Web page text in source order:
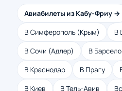
Авиабилеты из Кабу-Фриу →
В Симферополь (Крым) В
В Сочи (Адлер) В
В Краснодар В Прагу
В Киев В Тель-Авив